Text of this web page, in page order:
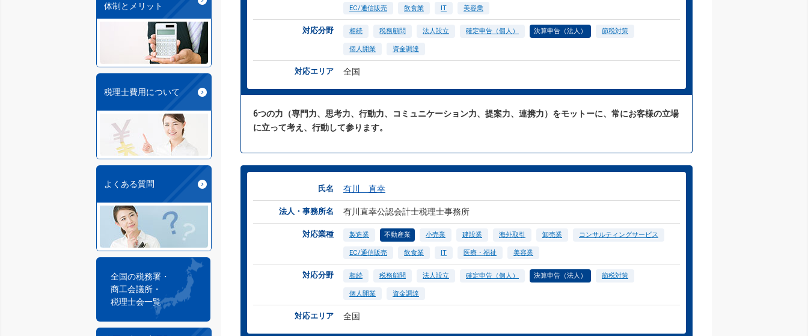
体制とメリット
税理士費用について
よくある質問
全国の税務署・
商工会議所・
税理士会一覧
EC/通信販売 飲食業 IT 美容業
対応分野 相続 税務顧問 法人設立 確定申告（個人） 決算申告（法人） 節税対策
個人開業 資金調達
対応エリア 全国
6つの力（専門力、思考力、行動力、コミュニケーション力、提案力、連携力）をモットーに、常にお客様の立場
に立って考え、行動して参ります。
氏名 有川 直幸
法人・事務所名 有川直幸公認会計士税理士事務所
対応業種 製造業 不動産業 小売業 建設業 海外取引 卸売業 コンサルティングサービス
EC/通信販売 飲食業 IT 医療・福祉 美容業
対応分野 相続 税務顧問 法人設立 確定申告（個人） 決算申告（法人） 節税対策
個人開業 資金調達
対応エリア 全国